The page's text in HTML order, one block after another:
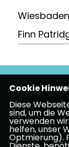
Finn
Impressum
Cookie
Diese
sind, um die
verwenden
helfen, unser
Optmierung).